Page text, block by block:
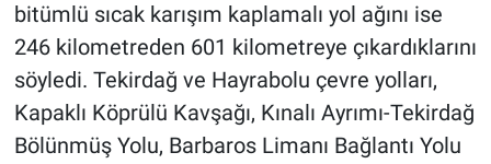
bitümlü sıcak karışım kaplamalı yol ağını ise
246 kilometreden 601 kilometreye çıkardıklarını
söyledi. Tekirdağ ve Hayrabolu çevre yolları,
Kapaklı Köprülü Kavşağı, Kınalı Ayrımı-Tekirdağ
Bölünmüş Yolu, Barbaros Limanı Bağlantı Yolu